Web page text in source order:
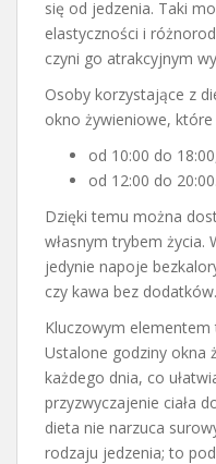
się od jedzenia. Taki
elastyczności i
czyni go atrakcyjnym
Osoby korzystające z
okno żywieniowe, które
od 10:00 do
od 12:00 do 20:00.
Dzięki temu można
własnym trybem życia.
jedynie napoje
czy kawa bez dodatków.
Kluczowym
Ustalone godziny okna
każdego dnia, co
przyzwyczajenie ciała
dieta nie narzuca
rodzaju jedzenia; to